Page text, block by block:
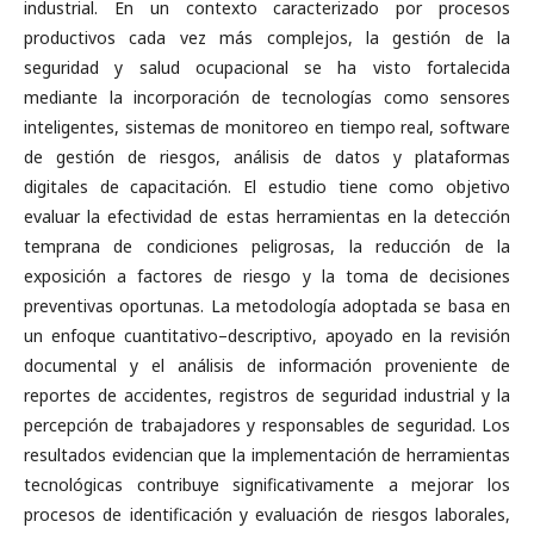
industrial. En un contexto caracterizado por procesos
productivos cada vez más complejos, la gestión de la
seguridad y salud ocupacional se ha visto fortalecida
mediante la incorporación de tecnologías como sensores
inteligentes, sistemas de monitoreo en tiempo real, software
de gestión de riesgos, análisis de datos y plataformas
digitales de capacitación. El estudio tiene como objetivo
evaluar la efectividad de estas herramientas en la detección
temprana de condiciones peligrosas, la reducción de la
exposición a factores de riesgo y la toma de decisiones
preventivas oportunas. La metodología adoptada se basa en
un enfoque cuantitativo–descriptivo, apoyado en la revisión
documental y el análisis de información proveniente de
reportes de accidentes, registros de seguridad industrial y la
percepción de trabajadores y responsables de seguridad. Los
resultados evidencian que la implementación de herramientas
tecnológicas contribuye significativamente a mejorar los
procesos de identificación y evaluación de riesgos laborales,